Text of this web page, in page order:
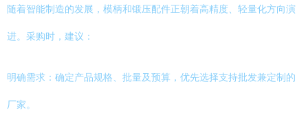
随着智能制造的发展，模柄和锻压配件正朝着高精度、轻量化方向演
进。采购时，建议：
明确需求：确定产品规格、批量及预算，优先选择支持批发兼定制的
厂家。